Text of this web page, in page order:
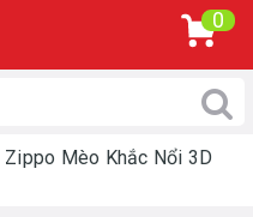
0
Zippo Mèo Khắc Nổi 3D